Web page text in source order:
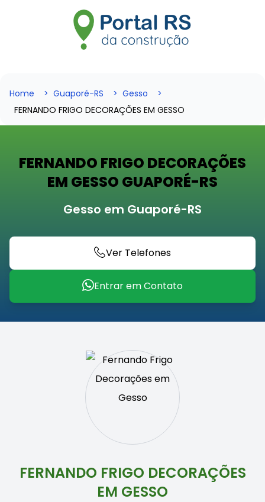
Home Guaporé-RS
Gesso
FERNANDO FRIGO DECORAÇÕES EM GESSO
FERNANDO FRIGO DECORAÇÕES
EM GESSO GUAPORÉ-RS
Gesso em Guaporé-RS
Ver Telefones
Entrar em Contato
FERNANDO FRIGO DECORAÇÕES
EM GESSO